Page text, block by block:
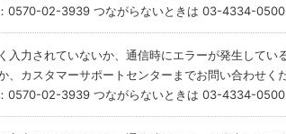
0570-02-3939 つながらないときは 03-4334-0500
入力されていないか、通信時にエラーが発生して
、カスタマーサポートセンターまでお問い合わせ
0570-02-3939 つながらないときは 03-4334-0500